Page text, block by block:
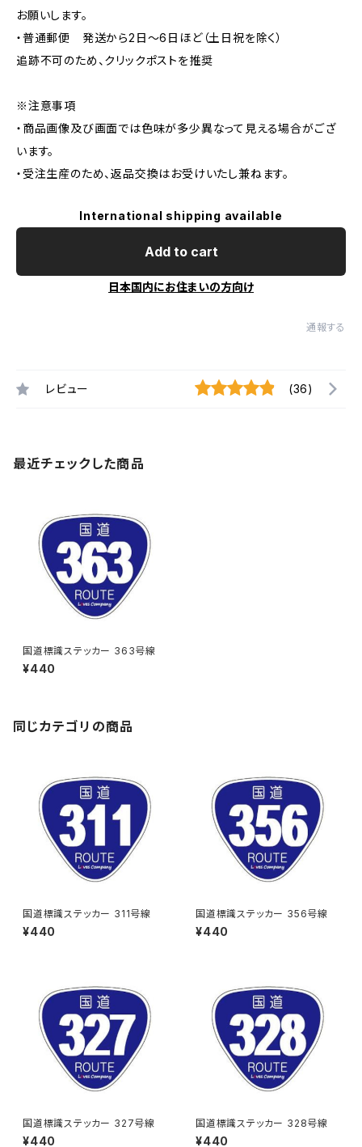
お願いします。
・普通郵便 発送から2日〜6日ほど（土日祝を除く）
追跡不可のため、クリックポストを推奨
※注意事項
・商品画像及び画面では色味が多少異なって見える場合がござ
います。
・受注生産のため、返品交換はお受けいたし兼ねます。
International shipping available
Add to cart
日本国内にお住まいの方向け
通報する
レビュー (36)
最近チェックした商品
国道標識ステッカー 363号線
¥440
同じカテゴリの商品
国道標識ステッカー 311号線
¥440
国道標識ステッカー 356号線
¥440
国道標識ステッカー 327号線
¥440
国道標識ステッカー 328号線
¥440